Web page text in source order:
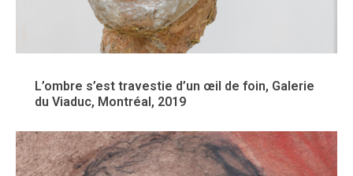
L’ombre s’est travestie d’un œil de foin, Galerie
du Viaduc, Montréal, 2019